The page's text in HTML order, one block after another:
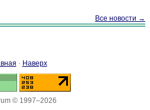
Все новости →
· Наверх
© 1997–2026